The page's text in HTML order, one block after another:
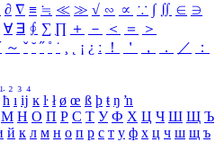
∂ ∇ ≡ ≒ ≪ ≫ √ ∽ ∝ ∵ ∫ ∬ ∈ ∋
∀ ∃ ∮ ∑ ∏ ＋ － ＜ ＝
＞
～ ˇ ˘ ˝ ˚ ˙ ¸ ¡ ¿ ː ！ ＇ ， ． ／
：
₁ ₂ ₃ ₄
ħ ı ĳ ĸ ŀ ł ø œ ß þ ŧ ŋ ŉ
М Н О П Р С Т У Ф Х Ц Ч Ш Щ Ъ
й к л м н о п р с т у ф х ц ч ш щ ъ